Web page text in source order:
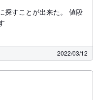
探すことが出来た。 値段
2022/03/12